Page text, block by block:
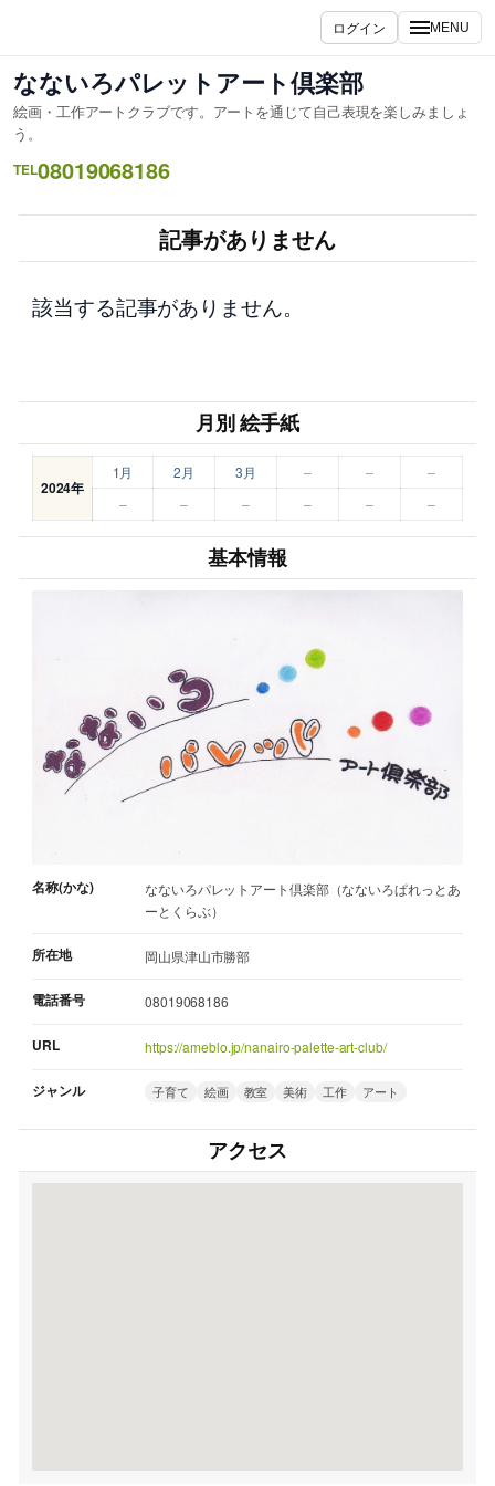
ス
キ
プ
ログイン MENU
なないろパレットアート倶楽部
絵画・工作アートクラブです。アートを通じて自己表現を楽しみましょ
う。
TEL08019068186
記事がありません
該当する記事がありません。
月別 絵手紙
2024年
1月 2月 3月 – –
–
–
– – – – –
基本情報
名称(かな)
なないろパレットアート倶楽部（なないろぱれっとあ
ーとくらぶ）
所在地 岡山県津山市勝部
電話番号 08019068186
URL https://ameblo.jp/nanairo-palette-art-club/
ジャンル 子育て 絵画 教室 美術 工作 アート
アクセス